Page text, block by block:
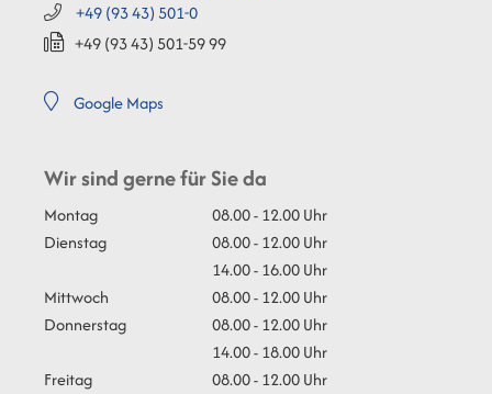
+49 (9343) 501-0
+49 (9343) 501-5999
Google Maps
Wir sind gerne für Sie da
Montag
08.00 - 12.00 Uhr
Dienstag
08.00 - 12.00 Uhr
14.00 - 16.00 Uhr
Mittwoch
08.00 - 12.00 Uhr
Donnerstag
08.00 - 12.00 Uhr
14.00 - 18.00 Uhr
Freitag
08.00 - 12.00 Uhr